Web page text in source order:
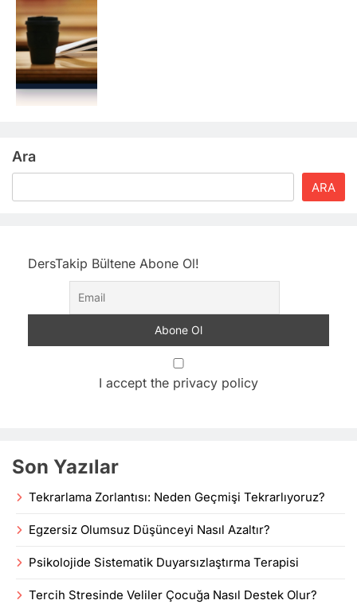
Ara
ARA
DersTakip Bültene Abone Ol!
I accept the privacy policy
Son Yazılar
Tekrarlama Zorlantısı: Neden Geçmişi Tekrarlıyoruz?
Egzersiz Olumsuz Düşünceyi Nasıl Azaltır?
Psikolojide Sistematik Duyarsızlaştırma Terapisi
Tercih Stresinde Veliler Çocuğa Nasıl Destek Olur?